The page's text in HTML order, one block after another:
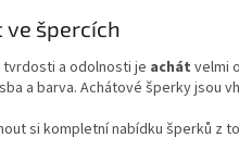
ve špercích
tvrdosti a odolnosti je achát velmi
a barva. Achátové šperky jsou
si kompletní nabídku šperků z